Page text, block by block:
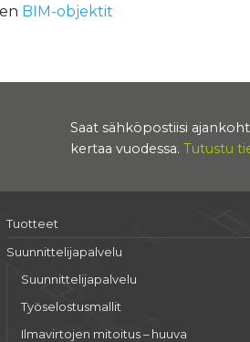
BIM-objektit
Saat sähköpostiisi
kertaa vuodessa. Tutustu
Tuotteet
Suunnittelijapalvelu
Suunnittelijapalvelu
Työselostusmallit
Ilmavirtojen mitoitus – huuva